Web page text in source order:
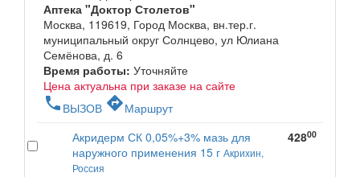
Аптека "Доктор Столетов"
Москва, 119619, Город Москва, вн.тер.г.
муниципальный округ Солнцево, ул Юлиана
Семёнова, д. 6
Время работы: Уточняйте
Цена актуальна при заказе на сайте
phone ВЫЗОВ directionsМаршрут
Акридерм СК 0,05%+3% мазь для
наружного применения 15 г Акрихин,
Россия
42800